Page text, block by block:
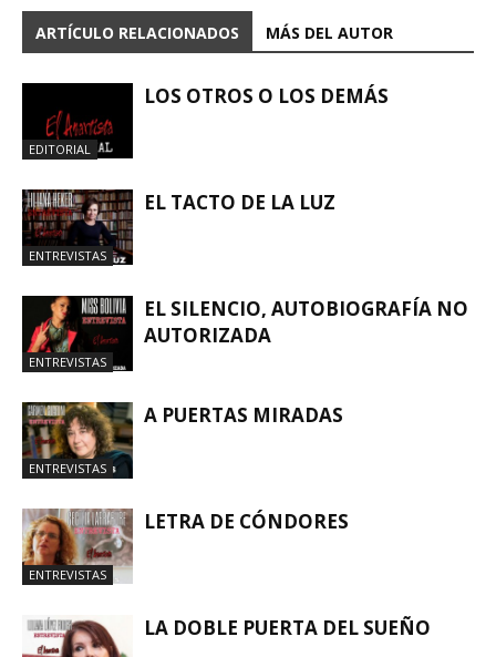
ARTÍCULO RELACIONADOS MÁS DEL AUTOR
EDITORIAL
LOS OTROS O LOS DEMÁS
ENTREVISTAS
EL TACTO DE LA LUZ
ENTREVISTAS
EL SILENCIO, AUTOBIOGRAFÍA NO
AUTORIZADA
ENTREVISTAS
A PUERTAS MIRADAS
ENTREVISTAS
LETRA DE CÓNDORES
LA DOBLE PUERTA DEL SUEÑO